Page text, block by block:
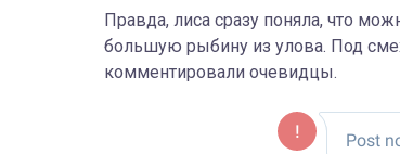
Правда, лиса сразу поняла, что
большую рыбину из улова. Под
комментировали очевидцы.